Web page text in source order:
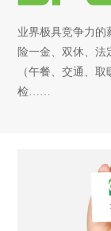
业界极具竞争力的
险一金、双休、
（午餐、交通、
检……